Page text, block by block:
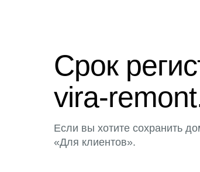
Срок
vira-
Если вы хотите сохранить
«Для клиентов».